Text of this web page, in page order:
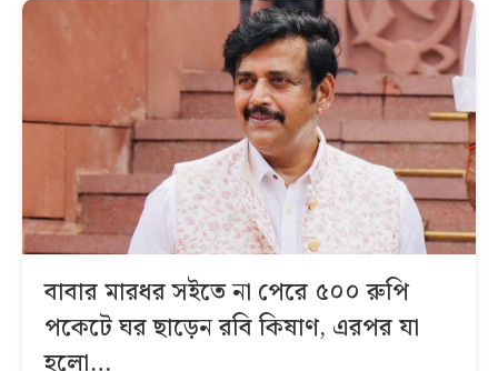
বাবার মারধর সইতে না পেরে ৫০০ রুপি
পকেটে ঘর ছাড়েন রবি কিষাণ, এরপর যা